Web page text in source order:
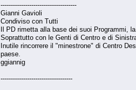
-------------------------------------
Gianni Gavioli
Condiviso con Tutti
Il PD rimetta alla base dei suoi Programmi,
Soprattutto con le Genti di Centro e di
Inutile rincorrere il "minestrone" di Centro
paese.
ggiannig
-----------------------------------